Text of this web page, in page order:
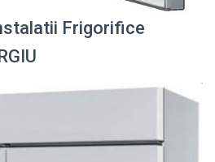
Frigorifice